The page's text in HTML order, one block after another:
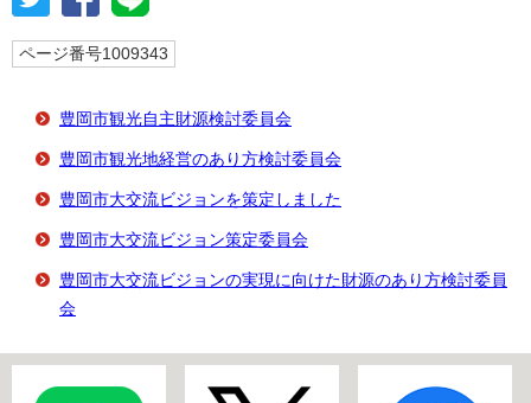
ページ番号1009343
豊岡市観光自主財源検討委員会
豊岡市観光地経営のあり方検討委員会
豊岡市大交流ビジョンを策定しました
豊岡市大交流ビジョン策定委員会
豊岡市大交流ビジョンの実現に向けた財源のあり方検討委員
会